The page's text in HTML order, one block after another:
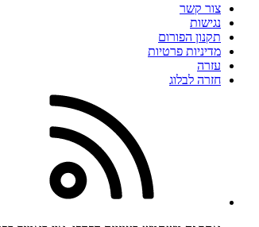
צור קשר
נגישות
תקנון הפורום
מדיניות פרטיות
עזרה
חזרה לבלוג